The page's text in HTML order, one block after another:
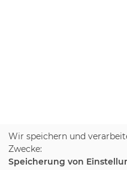
Wir speichern und
Zwecke:
Speicherung von